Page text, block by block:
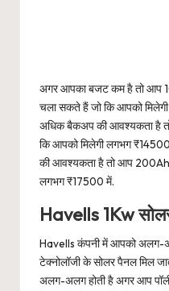
अगर आपका बजट कम है तो आप
चला सकते हैं जो कि आपको
अधिक बैकअप की आवश्यकता है
कि आपको मिलेगी लगभग
की आवश्यकता है तो आप
लगभग ₹17500 में.
Havells 1Kw
Havells कंपनी में आपको
टेक्नोलॉजी के सोलर पैनल मिल
अलग-अलग होती है अगर आप